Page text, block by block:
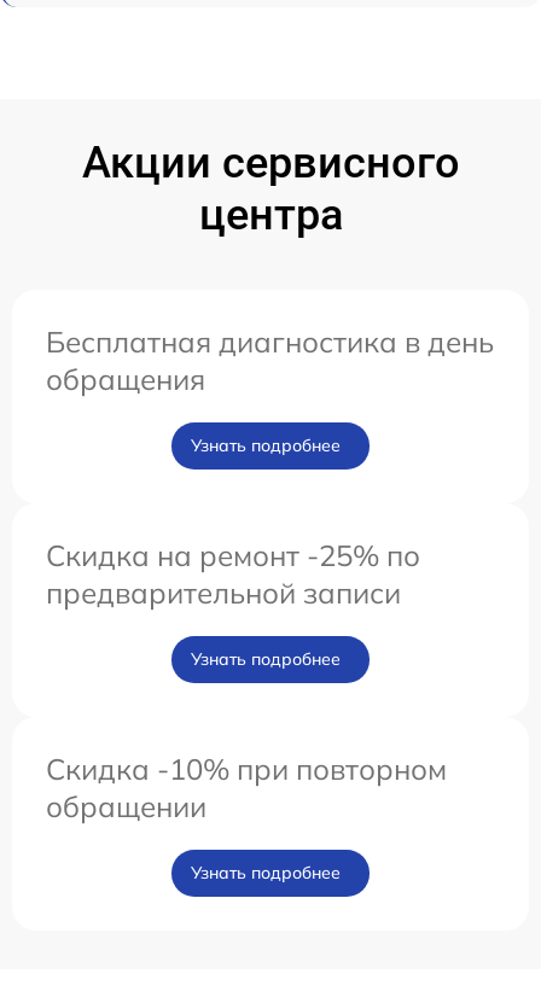
Акции сервисного
центра
Бесплатная диагностика в день
обращения
Узнать подробнее
Скидка на ремонт -25% по
предварительной записи
Узнать подробнее
Скидка -10% при повторном
обращении
Узнать подробнее